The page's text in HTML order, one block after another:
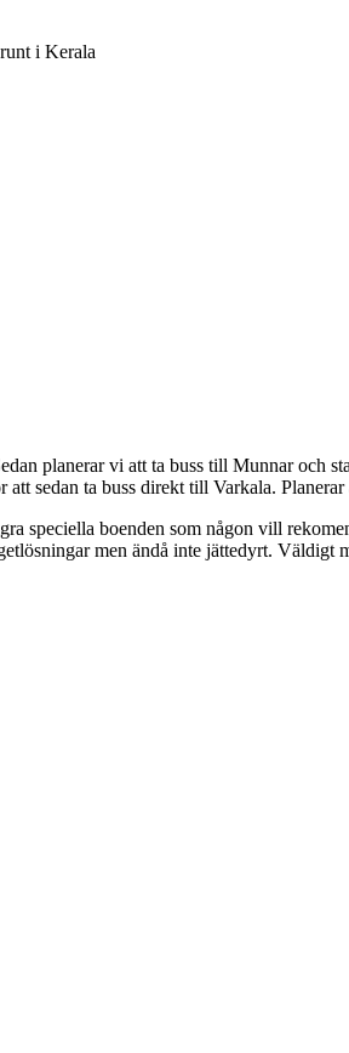
i Kerala
planerar vi att ta buss till Munnar och
sedan ta buss direkt till Varkala.
speciella boenden som någon vill
men ändå inte jättedyrt. Väldigt